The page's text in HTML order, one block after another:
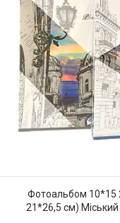
Фотоальбом 10*15
21*26,5 см)